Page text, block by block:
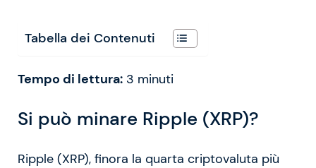
Tabella dei Contenuti
Tempo di lettura: 3 minuti
Si può minare Ripple (XRP)?
Ripple (XRP), finora la quarta criptovaluta più